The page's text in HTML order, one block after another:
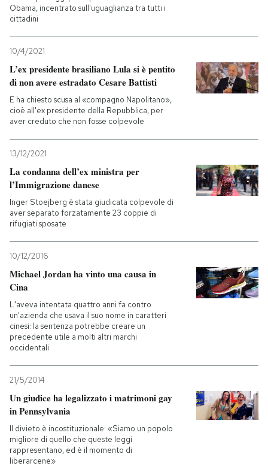
Obama, incentrato sull'uguaglianza tra tutti i
cittadini
10/4/2021
L’ex presidente brasiliano Lula si è pentito
di non avere estradato Cesare Battisti
E ha chiesto scusa al «compagno Napolitano»,
cioè all'ex presidente della Repubblica, per
aver creduto che non fosse colpevole
13/12/2021
La condanna dell’ex ministra per
l’Immigrazione danese
Inger Stoejberg è stata giudicata colpevole di
aver separato forzatamente 23 coppie di
rifugiati sposate
10/12/2016
Michael Jordan ha vinto una causa in
Cina
L'aveva intentata quattro anni fa contro
un'azienda che usava il suo nome in caratteri
cinesi: la sentenza potrebbe creare un
precedente utile a molti altri marchi
occidentali
21/5/2014
Un giudice ha legalizzato i matrimoni gay
in Pennsylvania
Il divieto è incostituzionale: «Siamo un popolo
migliore di quello che queste leggi
rappresentano, ed è il momento di
liberarcene»